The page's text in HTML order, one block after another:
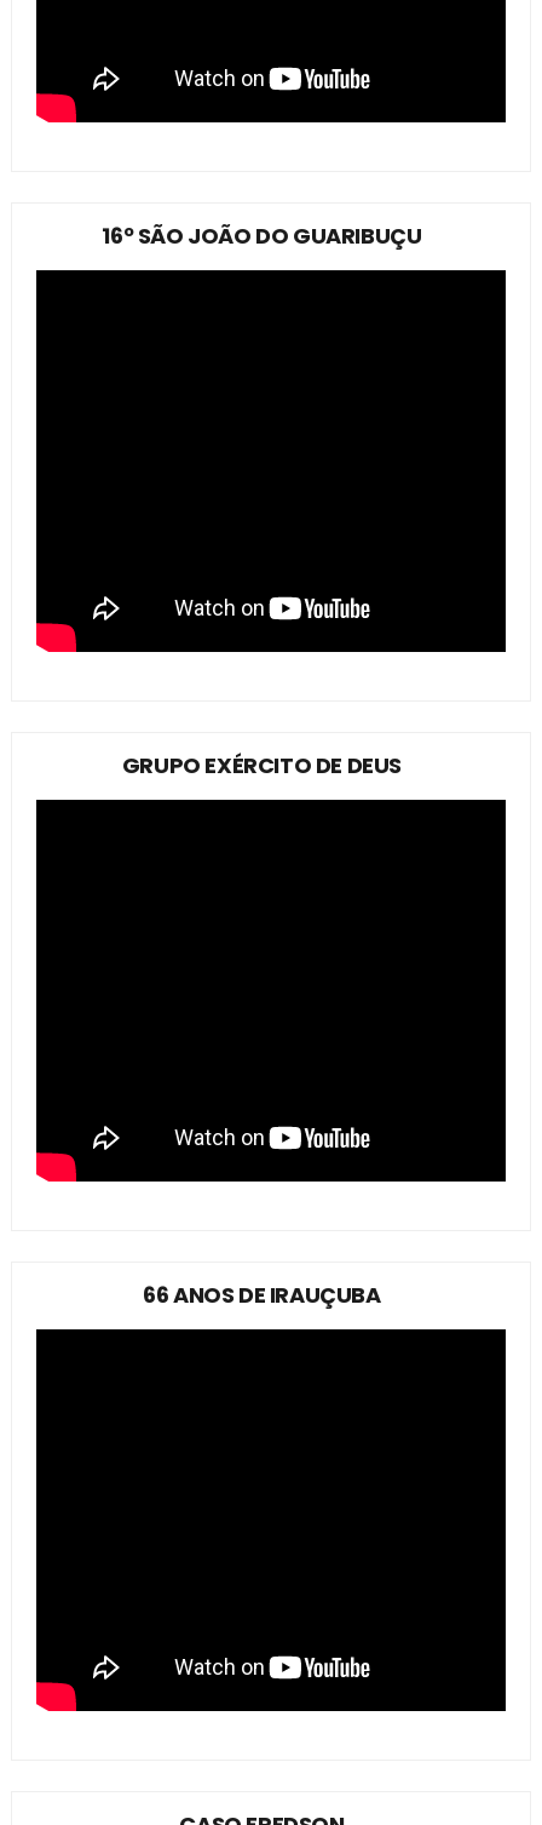
16º SÃO JOÃO DO GUARIBUÇU
GRUPO EXÉRCITO DE DEUS
66 ANOS DE IRAUÇUBA